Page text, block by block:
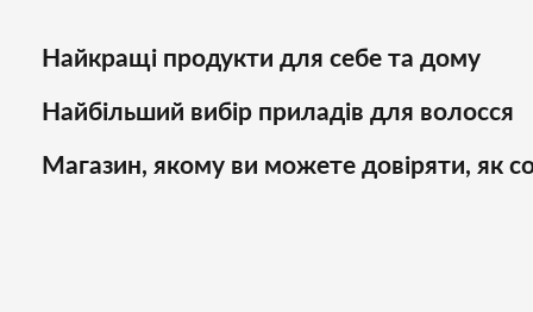
Найкращі продукти для себе та дому
Найбільший вибір приладів для волосся
Магазин, якому ви можете довіряти, як